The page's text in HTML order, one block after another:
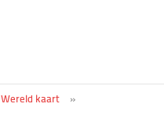
Wereld kaart »